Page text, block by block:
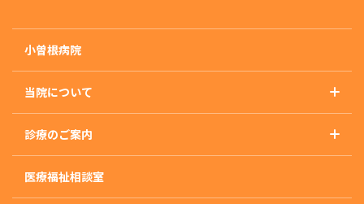
小曽根病院
当院について
基本理念
概要・沿革・施設基準
診療のご案内
診療のご案内トップ
精神科
医療福祉相談室